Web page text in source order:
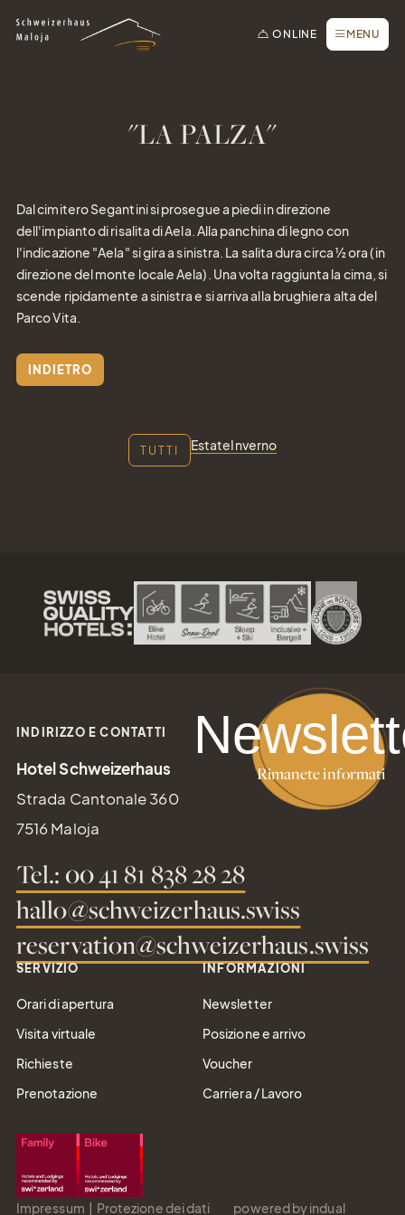
CHIUDERE
Tel.: +41 81 838 28 28
Prenotare online
Buoni
regalo
gioia
ONLINE MENU
Regalare semplicemente"LA PALZA"
Dal cimitero Segantini si prosegue a piedi in direzione
dell'impianto di risalita di Aela. Alla panchina di legno con
l'indicazione "Aela" si gira a sinistra. La salita dura circa ½ ora (in
direzione del monte locale Aela). Una volta raggiunta la cima, si
scende ripidamente a sinistra e si arriva alla brughiera alta del
Parco Vita.
INDIETRO
TUTTI EstateInverno
Rimanete informati
INDIRIZZO E CONTATTI
Hotel Schweizerhaus
Strada Cantonale 360
7516 Maloja
Tel.: 00 41 81 838 28 28
hallo@schweizerhaus.swiss
reservation@schweizerhaus.swiss
SERVIZIO
Orari di apertura
Visita virtuale
Richieste
Prenotazione
INFORMAZIONI
Newsletter
Posizione e arrivo
Voucher
Carriera / Lavoro
Impressum Protezione dei dati powered by indual